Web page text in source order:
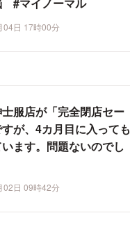
#マイノーマル
04日 17時00分
服店が「完全閉店セー
が、4カ月目に入っても
ます。問題ないのでし
02日 09時42分